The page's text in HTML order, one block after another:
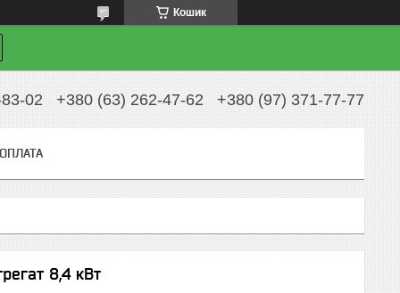
Кошик
02 +380 (63) 262-47-62 +380 (97) 371-77-77
8,4 кВт